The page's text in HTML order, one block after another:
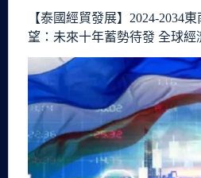
【泰國經貿發展】2024-2034
望：未來十年蓄勢待發 全球經